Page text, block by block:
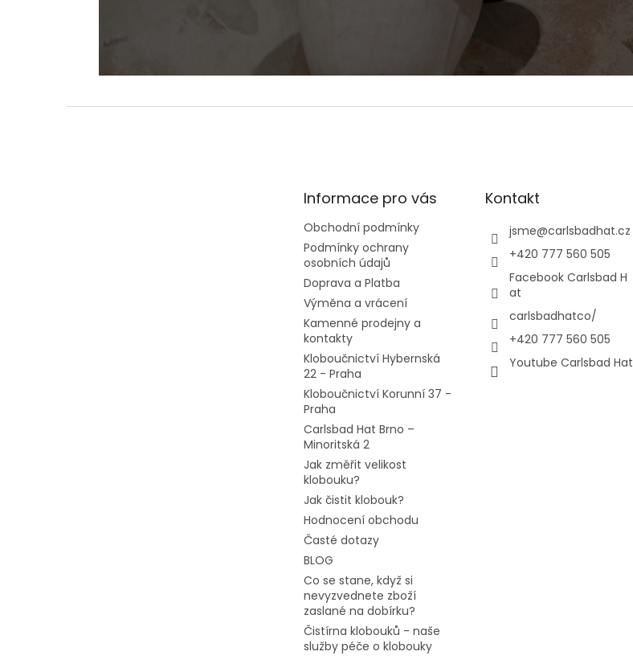
Informace pro vás
Obchodní podmínky
Podmínky ochrany
osobních údajů
Doprava a Platba
Výměna a vrácení
Kamenné prodejny a
kontakty
Kloboučnictví Hybernská
22 - Praha
Kloboučnictví Korunní 37 -
Praha
Carlsbad Hat Brno –
Minoritská 2
Jak změřit velikost
klobouku?
Jak čistit klobouk?
Hodnocení obchodu
Časté dotazy
BLOG
Co se stane, když si
nevyzvednete zboží
zaslané na dobírku?
Čistírna klobouků - naše
služby péče o klobouky
Kontakt
jsme@carlsbadhat.cz
+420 777 560 505
Facebook Carlsbad H
at
carlsbadhatco/
+420 777 560 505
Youtube Carlsbad Hat